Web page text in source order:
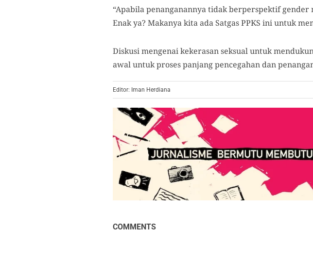
“Apabila penanganannya tidak berperspektif gender
Enak ya? Makanya kita ada Satgas PPKS ini untuk
Diskusi mengenai kekerasan seksual untuk
awal untuk proses panjang pencegahan dan
Editor: Iman Herdiana
COMMENTS